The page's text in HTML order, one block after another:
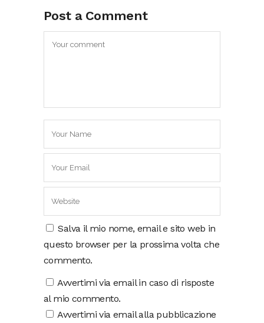
Post a Comment
Salva il mio nome, email e sito web in
questo browser per la prossima volta che
commento.
Avvertimi via email in caso di risposte
al mio commento.
Avvertimi via email alla pubblicazione